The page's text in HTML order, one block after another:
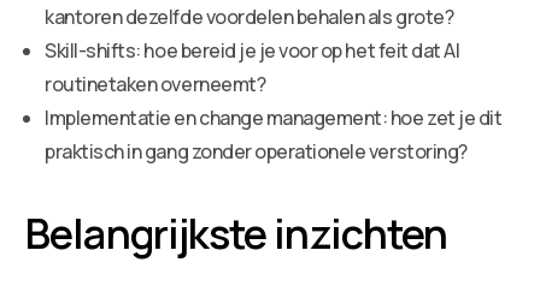
kantoren dezelfde voordelen behalen als grote?
Skill-shifts: hoe bereid je je voor op het feit dat AI
routinetaken overneemt?
Implementatie en change management: hoe zet je dit
praktisch in gang zonder operationele verstoring?
Belangrijkste inzichten